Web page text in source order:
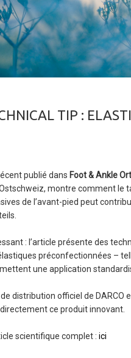
TIP :
publié dans Foot & Ankle
Ostschweiz, montre comment le
de l’avant-pied peut
: l’article présente des
préconfectionnées –
une application
distribution officiel de DARCO
ce produit innovant.
scientifique complet :ici